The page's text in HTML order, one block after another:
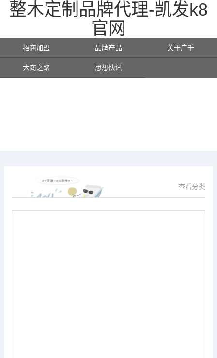
整木定制品牌代理-凯发k8
官网
招商加盟 品牌产品 关于广千
大商之路 思想快讯
查看分类